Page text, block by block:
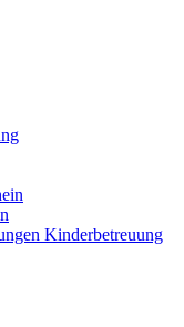
Kinderbetreuung